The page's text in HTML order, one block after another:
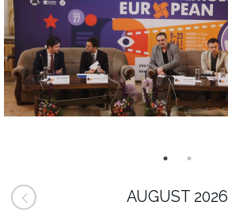
AUGUST 2026